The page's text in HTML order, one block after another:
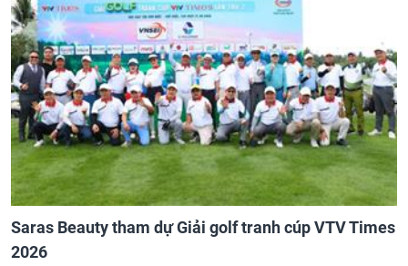
Saras Beauty tham dự Giải golf tranh cúp VTV Times
2026